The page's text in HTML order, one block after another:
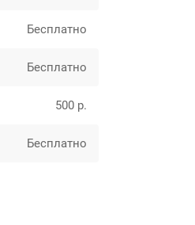
Бесплатно
Бесплатно
500 р.
Бесплатно